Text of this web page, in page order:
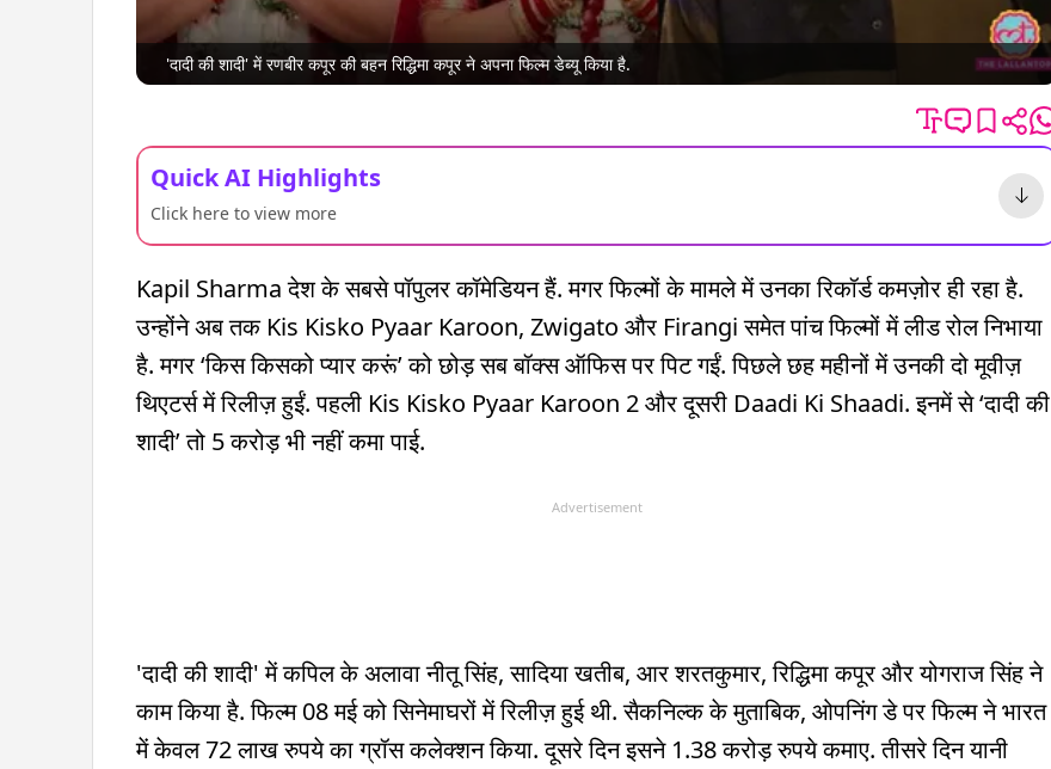
'दादी की शादी' में रणबीर कपूर की बहन रिद्धिमा कपूर ने अपना फिल्म डेब्यू किया है.
Quick AI Highlights
Click here to view more
Kapil Sharma देश के सबसे पॉपुलर कॉमेडियन हैं. मगर फिल्मों के मामले में उनका रिकॉर्ड कमज़ोर ही रहा है.
उन्होंने अब तक Kis Kisko Pyaar Karoon, Zwigato और Firangi समेत पांच फिल्मों में लीड रोल निभाया
है. मगर ‘किस किसको प्यार करूं’ को छोड़ सब बॉक्स ऑफिस पर पिट गईं. पिछले छह महीनों में उनकी दो मूवीज़
थिएटर्स में रिलीज़ हुईं. पहली Kis Kisko Pyaar Karoon 2 और दूसरी Daadi Ki Shaadi. इनमें से ‘दादी की
शादी’ तो 5 करोड़ भी नहीं कमा पाई.
Advertisement
'दादी की शादी' में कपिल के अलावा नीतू सिंह, सादिया खतीब, आर शरतकुमार, रिद्धिमा कपूर और योगराज सिंह ने
काम किया है. फिल्म 08 मई को सिनेमाघरों में रिलीज़ हुई थी. सैकनिल्क के मुताबिक, ओपनिंग डे पर फिल्म ने भारत
में केवल 72 लाख रुपये का ग्रॉस कलेक्शन किया. दूसरे दिन इसने 1.38 करोड़ रुपये कमाए. तीसरे दिन यानी